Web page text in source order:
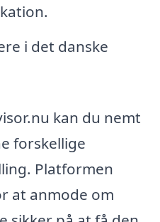
i det danske
kan du nemt
forskellige
Platformen
at anmode om